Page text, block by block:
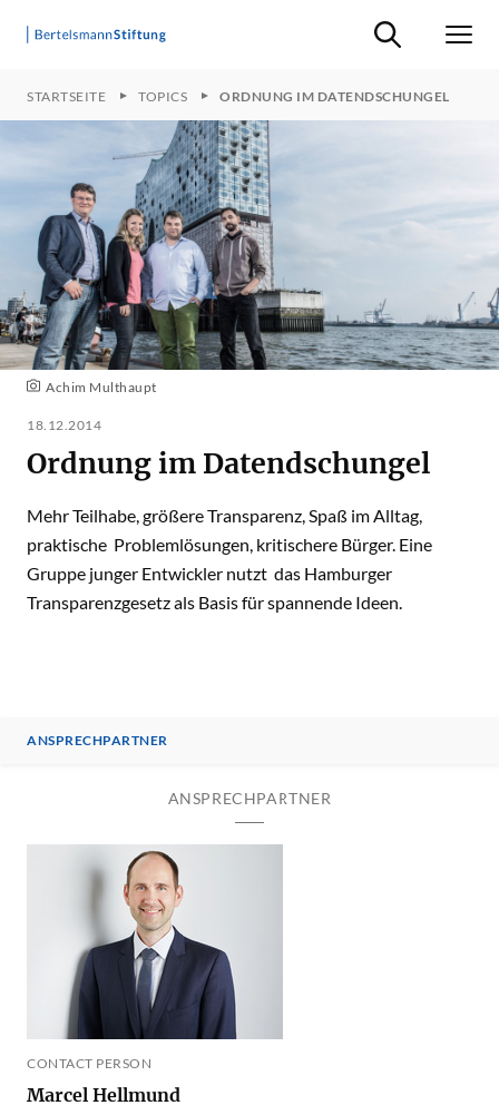
Suche ein-/
STARTSEITE TOPICS ORDNUNG IM DATENDSCHUNGEL
Achim Multhaupt
18.12.2014
Ordnung im Datendschungel
Mehr Teilhabe, größere Transparenz, Spaß im Alltag,
praktische Problemlösungen, kritischere Bürger. Eine
Gruppe junger Entwickler nutzt das Hamburger
Transparenzgesetz als Basis für spannende Ideen.
ANSPRECHPARTNER
ANSPRECHPARTNER
CONTACT PERSON
Marcel Hellmund